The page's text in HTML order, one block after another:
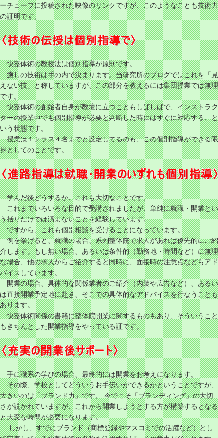
ーチューブに投稿された映像のリンクですが、このようなことも技術力
の証明です。
快整体術の教授法は個別指導が原則です。
癒しの技術は手の内で決まります。当研究所のブログではこれを「見
えない技」と称していますが、この部分を教えるには集団授業では無理
です。
快整体術の創始者自身が教壇に立つこともしばしばで、インストラク
ターの授業中でも個別指導が必要と判断した時にはすぐに対応する、と
いう状態です。
授業は１クラス４名までと設定してるのも、この個別指導ができる限
界としてのことです。
学んだ後どうするか、これも大切なことです。
これまでいろいろな目的で受講されましたが、単純に就職・開業とい
う括りだけでは済まないことを経験しています。
ですから、これも個別相談を受けることになっています。
例を挙げると、就職の場合、系列整体院で求人があれば優先的にご紹
介します。もし無い場合、あるいは条件的（勤務地・時間など）に無理
な場合、他の求人からご紹介すると同時に、面接時の注意点などもアド
バイスしています。
開業の場合、具体的な関係業者のご紹介（内装や広告など）、あるい
は直接開業予定地に赴き、そこでの具体的なアドバイスを行なうことも
あります。
快整体術関係の書籍に整体院開業に関するものもあり、そういうこと
もきちんとした開業指導をやっている証です。
手に職系の学びの場合、最終的には開業をお考えになります。
その際、学校としてどういうお手伝いができるかということですが、
大きいのは「ブランド力」です。 今でこそ「ブランディング」の大切
さが説かれていますが、これから開業しようとする方が構築するとなる
と大変な時間が必要になります。
しかし、すでにブランド（商標登録やマスコミでの活躍など）とし